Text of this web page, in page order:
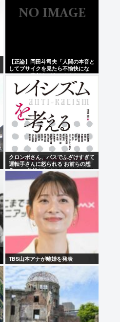
【正論】岡田斗司夫「人間の本音と
してブサイクを見たら不愉快にな
る。この責任をどうとるんだ」
クロンボさん、バスでふざけすぎて
運転手さんに怒られる お前らの想
像の1.2倍怒られる
TBS山本アナが離婚を発表